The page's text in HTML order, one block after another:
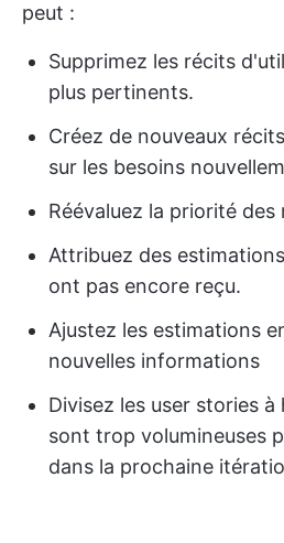
peut :
Supprimez les récits
plus pertinents.
Créez de nouveaux
sur les besoins
Réévaluez la priorité
Attribuez des
ont pas encore reçu.
Ajustez les estimations
nouvelles informations
Divisez les user stories
sont trop volumineuses
dans la prochaine